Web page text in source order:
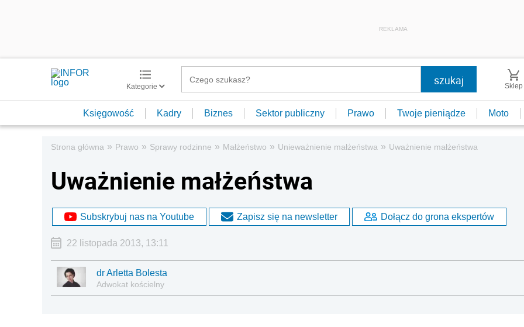
REKLAMA
Kategorie Sklep
Księgowość Kadry Biznes Sektor publiczny Prawo Twoje pieniądze Moto
Strona główna » Prawo » Sprawy rodzinne » Małżeństwo » Unieważnienie małżeństwa » Uważnienie małżeństwa
Uważnienie małżeństwa
Subskrybuj nas na Youtube Zapisz się na newsletter Dołącz do grona ekspertów
22 listopada 2013, 13:11
dr Arletta Bolesta
Adwokat kościelny